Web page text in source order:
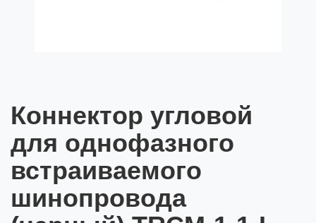
Коннектор угловой
для однофазного
встраиваемого
шинопровода